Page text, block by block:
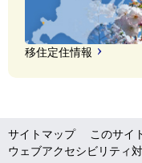
移住定住情報
サイトマップ このサイ
ウェブアクセシビリティ